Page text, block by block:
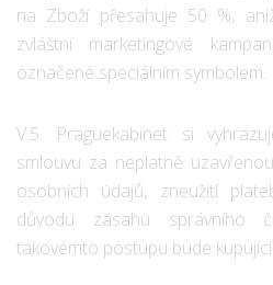
na Zboží přesahuje 50 %,
zvláštní marketingové
označené speciálním symbolem.
V.5. Praguekabinet si
smlouvu za neplatně
osobních údajů, zneužití
důvodu zásahu správního
takovémto postupu bude